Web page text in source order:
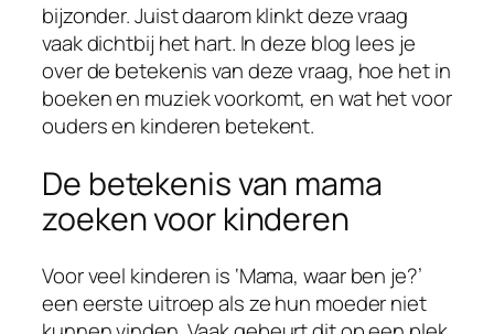
bijzonder. Juist daarom klinkt deze vraag
vaak dichtbij het hart. In deze blog lees je
over de betekenis van deze vraag, hoe het in
boeken en muziek voorkomt, en wat het voor
ouders en kinderen betekent.
De betekenis van mama
zoeken voor kinderen
Voor veel kinderen is ‘Mama, waar ben je?’
een eerste uitroep als ze hun moeder niet